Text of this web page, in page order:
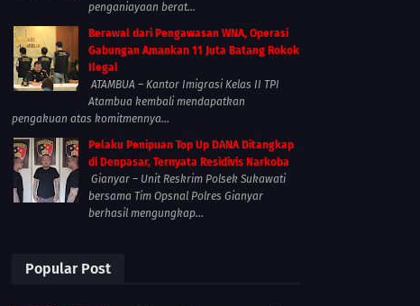
penganiayaan berat...
Berawal dari Pengawasan WNA, Operasi
Gabungan Amankan 11 Juta Batang Rokok
Ilegal
ATAMBUA – Kantor Imigrasi Kelas II TPI
Atambua kembali mendapatkan
pengakuan atas komitmennya...
Pelaku Penipuan Top Up DANA Ditangkap
di Denpasar, Ternyata Residivis Narkoba
Gianyar – Unit Reskrim Polsek Sukawati
bersama Tim Opsnal Polres Gianyar
berhasil mengungkap...
Popular Post